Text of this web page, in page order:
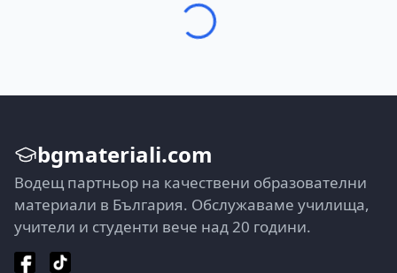
bgmateriali.com
Водещ партньор на качествени образователни
материали в България. Обслужаваме училища,
учители и студенти вече над 20 години.